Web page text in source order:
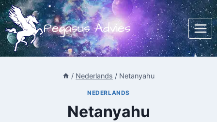
Doorgaan
naar
inhoud
Pegasus Advies
/ Nederlands / Netanyahu
NEDERLANDS
Netanyahu